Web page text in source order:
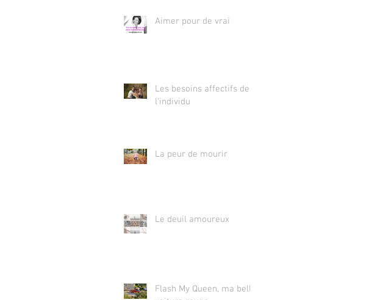
Aimer pour de vrai
Les besoins affectifs de
l'individu
La peur de mourir
Le deuil amoureux
Flash My Queen, ma belle